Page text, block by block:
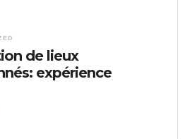
de lieux
expérience